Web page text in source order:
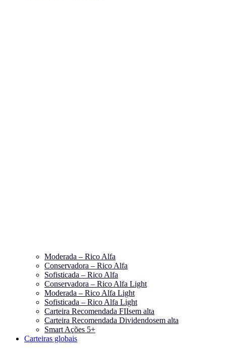
Moderada – Rico Alfa
Conservadora – Rico Alfa
Sofisticada – Rico Alfa
Conservadora – Rico Alfa Light
Moderada – Rico Alfa Light
Sofisticada – Rico Alfa Light
Carteira Recomendada FIIsem alta
Carteira Recomendada Dividendosem alta
Smart Ações 5+
Carteiras globais